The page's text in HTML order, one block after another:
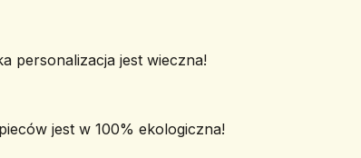
personalizacja jest wieczna!
jest w 100% ekologiczna!